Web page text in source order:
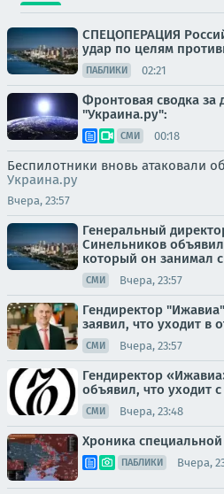
СПЕЦОПЕРАЦИЯ
удар по целям
ПАБЛИКИ 02:21
Фронтовая сводка за
"Украина.ру":
СМИ 00:18
Беспилотники вновь атаковали
Украина.ру
Вчера, 23:57
Генеральный
Синельников
который он занимал
СМИ Вчера, 23:57
Гендиректор
заявил, что уходит в
СМИ Вчера, 23:57
Гендиректор
объявил, что уходит
СМИ Вчера, 23:48
Хроника
ПАБЛИКИ Вчера,